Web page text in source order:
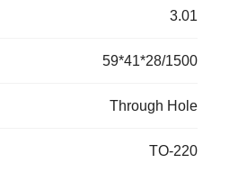
3.01
59*41*28/1500
Through Hole
TO-220